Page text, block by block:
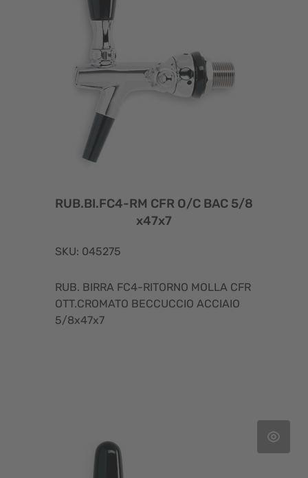
RUB.BI.FC4-RM CFR O/C BAC 5/8
x47x7
SKU: 045275
RUB. BIRRA FC4-RITORNO MOLLA CFR
OTT.CROMATO BECCUCCIO ACCIAIO
5/8x47x7